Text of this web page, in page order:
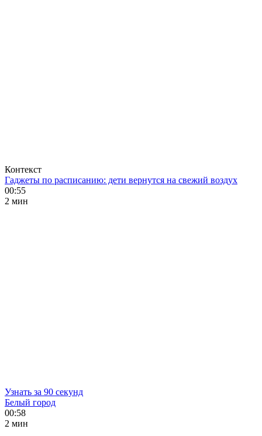
Контекст
Гаджеты по расписанию: дети вернутся на свежий воздух
00:55
2 мин
Узнать за 90 секунд
Белый город
00:58
2 мин